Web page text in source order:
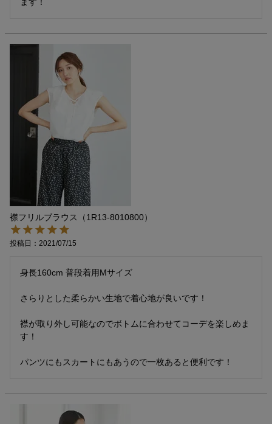
襟フリルブラウス（1R13-8010800）
投稿日 2021/07/15
身長160cm 普段着用Mサイズ
さらりとした柔らかい生地で着心地が良いです！
襟が取り外し可能なのでボトムに合わせてコーデを楽しめま
す！
パンツにもスカートにもあうので一枚あると便利です！